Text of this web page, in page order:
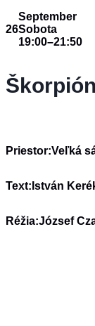
26
September
Sobota
19:00–21:50
Škorpión
Priestor:Veľká
Text: István
Réžia:József